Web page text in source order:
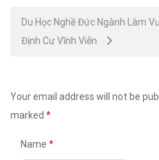
Du Học Nghề Đức Ngành Làm
Định Cư Vĩnh Viễn
Your email address will not be
marked *
Name *